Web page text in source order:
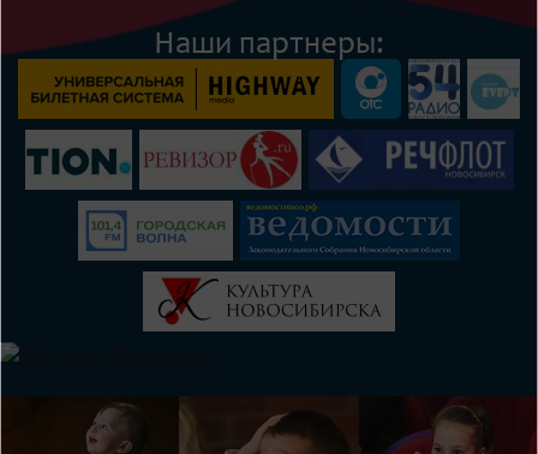
Наши партнеры: